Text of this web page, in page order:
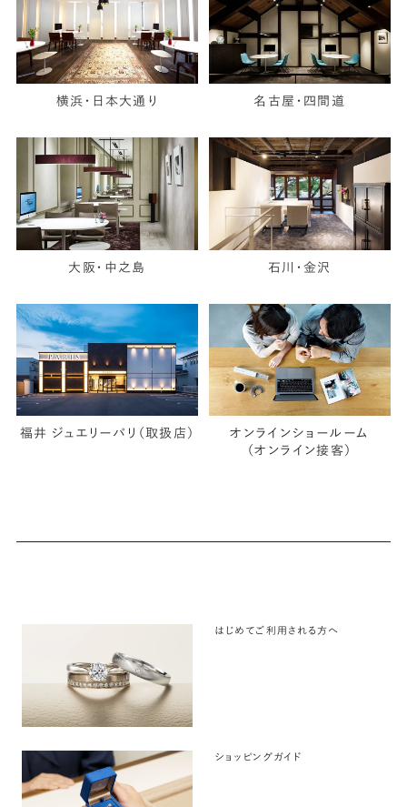
横浜・日本大通り 名古屋・四間道
大阪・中之島 石川・金沢
福井 ジュエリーパリ（取扱店）
オンラインショールーム
（オンライン接客）
はじめてご利用される方へ
ショッピングガイド